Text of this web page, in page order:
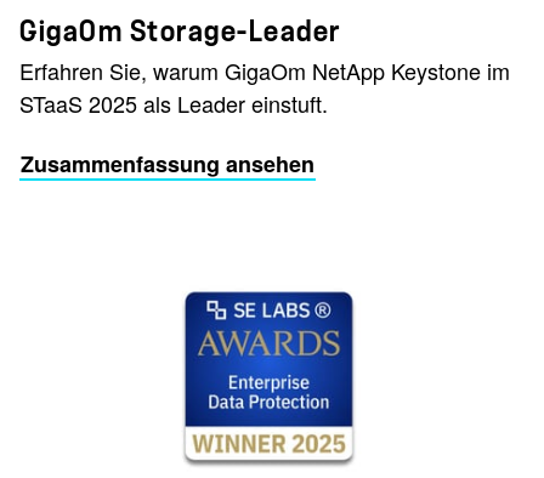
GigaOm Storage-Leader
Erfahren Sie, warum GigaOm NetApp Keystone im
STaaS 2025 als Leader einstuft.
Zusammenfassung ansehen